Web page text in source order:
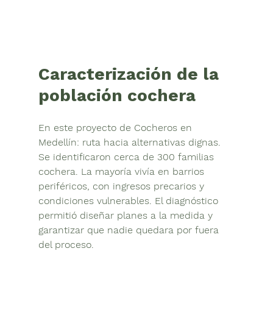
Caracterización de la
población cochera
En este proyecto de Cocheros en
Medellín: ruta hacia alternativas dignas.
Se identificaron cerca de 300 familias
cochera. La mayoría vivía en barrios
periféricos, con ingresos precarios y
condiciones vulnerables. El diagnóstico
permitió diseñar planes a la medida y
garantizar que nadie quedara por fuera
del proceso.